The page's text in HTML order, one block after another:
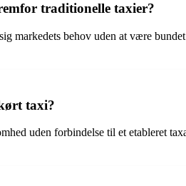
traditionelle taxier?
markedets behov uden at være
taxi?
uden forbindelse til et etableret